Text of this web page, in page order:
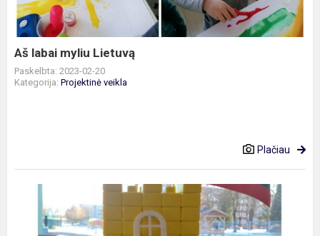
Aš labai myliu Lietuvą
Paskelbta: 2023-02-20
Kategorija: Projektinė veikla
Plačiau
,,Mūsų